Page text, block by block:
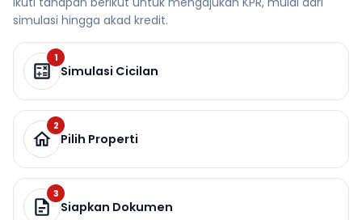
simulasi hingga akad kredit.
1
Simulasi Cicilan
2
Pilih Properti
3
Siapkan Dokumen